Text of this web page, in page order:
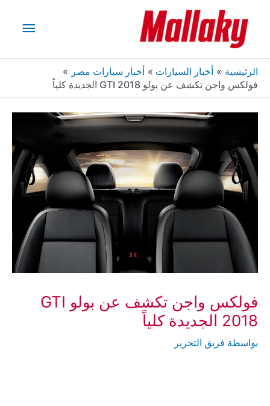
المحتوى
الرئيسية أخبار السيارات
أخبار سيارات مصر
فولكس واجن تكشف عن بولو GTI 2018 الجديدة كلياً
فولكس واجن تكشف عن بولو GTI
2018 الجديدة كلياً
بواسطة فريق التحرير